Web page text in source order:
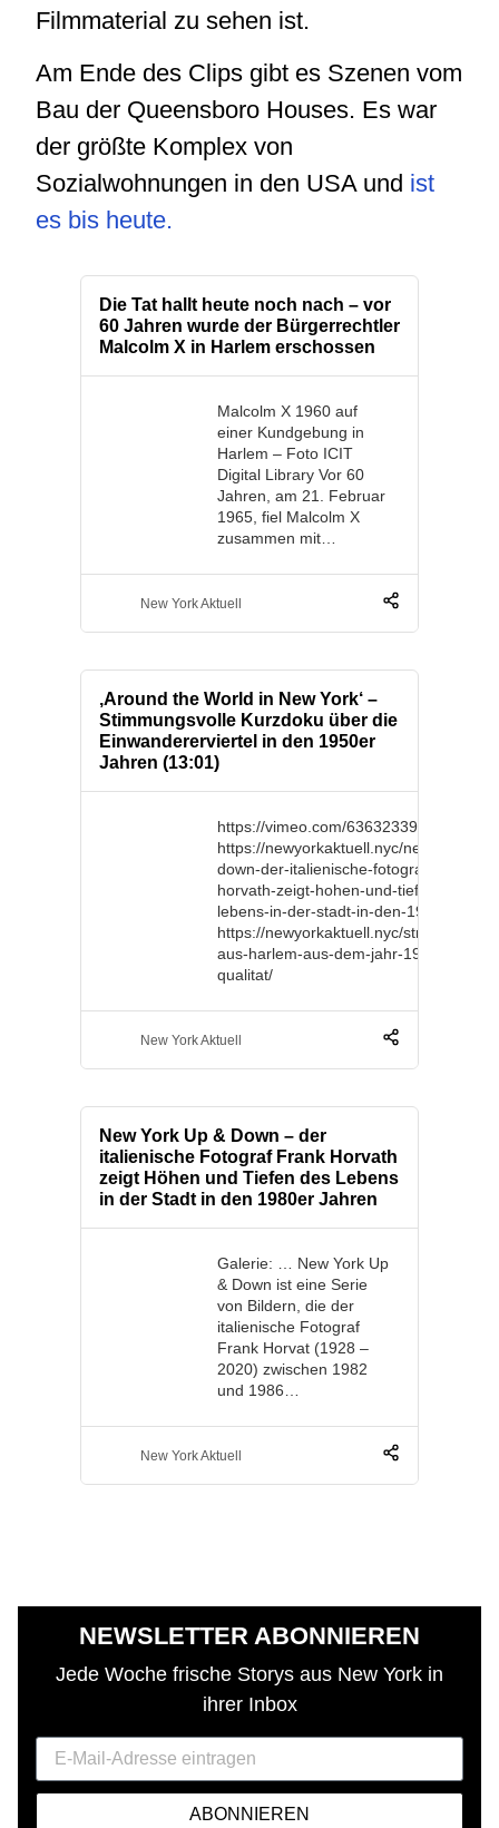
Filmmaterial zu sehen ist.
Am Ende des Clips gibt es Szenen vom
Bau der Queensboro Houses. Es war
der größte Komplex von
Sozialwohnungen in den USA und ist
es bis heute.
Die Tat hallt heute noch nach – vor
60 Jahren wurde der Bürgerrechtler
Malcolm X in Harlem erschossen
Malcolm X 1960 auf
einer Kundgebung in
Harlem – Foto ICIT
Digital Library Vor 60
Jahren, am 21. Februar
1965, fiel Malcolm X
zusammen mit…
New York Aktuell
‚Around the World in New York‘ –
Stimmungsvolle Kurzdoku über die
Einwandererviertel in den 1950er
Jahren (13:01)
https://vimeo.com/636323391
https://newyorkaktuell.nyc/new-york-up-
down-der-italienische-fotograf-frank-
horvath-zeigt-hohen-und-tiefen-des-
lebens-in-der-stadt-in-den-1980er-
https://newyorkaktuell.nyc/
aus-harlem-aus-dem-jahr-1939-in-
qualitat/
New York Aktuell
New York Up & Down – der
italienische Fotograf Frank Horvath
zeigt Höhen und Tiefen des Lebens
in der Stadt in den 1980er Jahren
Galerie: … New York Up
& Down ist eine Serie
von Bildern, die der
italienische Fotograf
Frank Horvat (1928 –
2020) zwischen 1982
und 1986…
New York Aktuell
NEWSLETTER ABONNIEREN
Jede Woche frische Storys aus New York in
ihrer Inbox
ABONNIEREN